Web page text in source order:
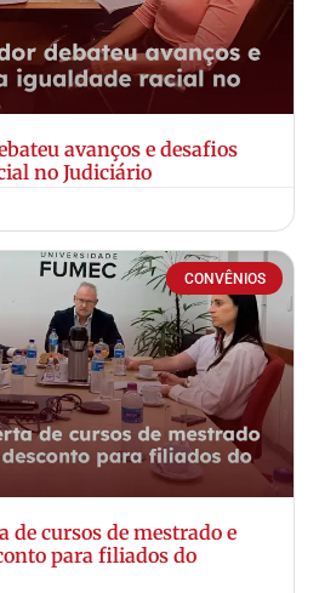
avanços e desafios
no Judiciário
CONVÊNIOS
de cursos de mestrado e
para filiados do